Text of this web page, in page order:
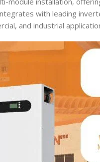
with leading
and industrial